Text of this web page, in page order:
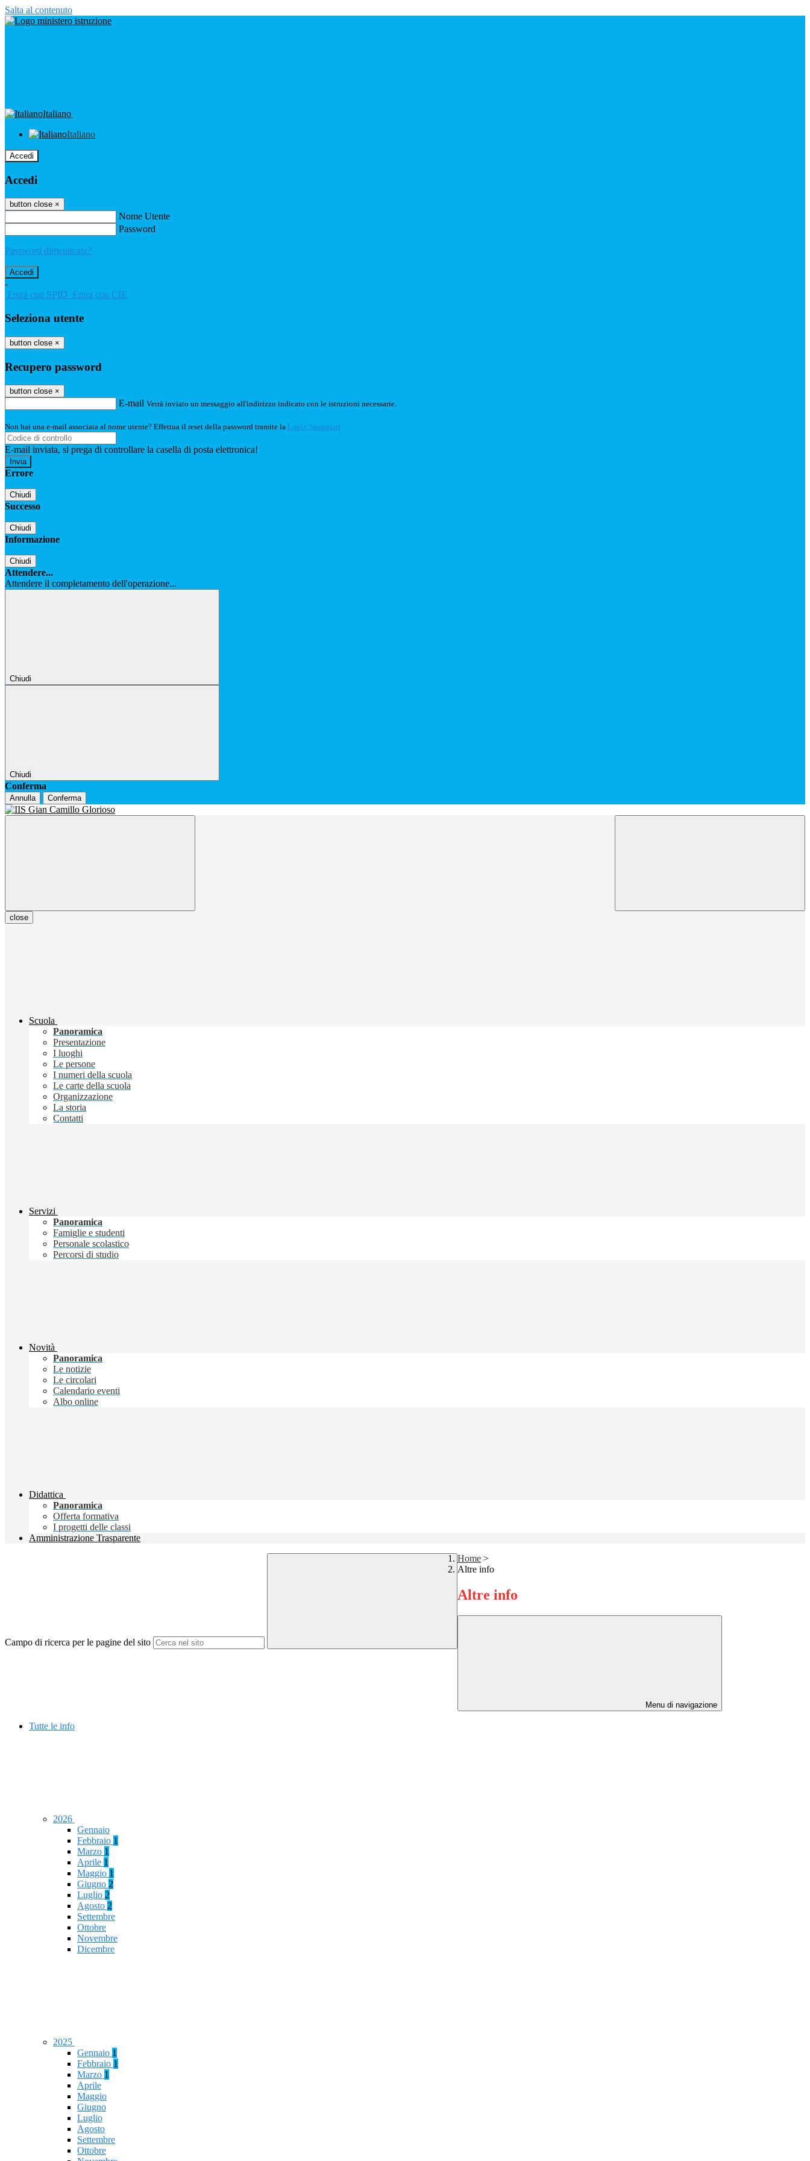
Salta al contenuto
Italiano
Italiano
Accedi
Accedi
button close ×
Nome Utente
Password
Password dimenticata?
-
Entra con SPID Entra con CIE
Seleziona utente
button close ×
Recupero password
button close ×
E-mail Verrà inviato un messaggio all'indirizzo indicato con le istruzioni necessarie.
Non hai una e-mail associata al nome utente? Effettua il reset della password tramite la Login Spaggiari
E-mail inviata, si prega di controllare la casella di posta elettronica!
Errore
Chiudi
Successo
Chiudi
Informazione
Chiudi
Attendere...
Attendere il completamento dell'operazione...
Chiudi
Chiudi
Conferma
Annulla Conferma
close
Scuola
Panoramica
Presentazione
I luoghi
Le persone
I numeri della scuola
Le carte della scuola
Organizzazione
La storia
Contatti
Servizi
Panoramica
Famiglie e studenti
Personale scolastico
Percorsi di studio
Novità
Panoramica
Le notizie
Le circolari
Calendario eventi
Albo online
Didattica
Panoramica
Offerta formativa
I progetti delle classi
Amministrazione Trasparente
Campo di ricerca per le pagine del sito
Home >
Altre info
Altre info
Menu di navigazione
Tutte le info
2026
Gennaio
Febbraio 1
Marzo 1
Aprile 1
Maggio 1
Giugno 2
Luglio 2
Agosto 2
Settembre
Ottobre
Novembre
Dicembre
2025
Gennaio 1
Febbraio 1
Marzo 1
Aprile
Maggio
Giugno
Luglio
Agosto
Settembre
Ottobre